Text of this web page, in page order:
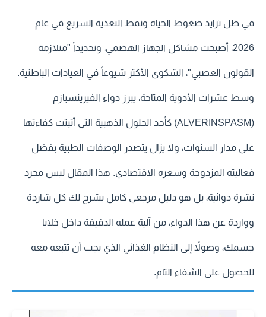
في ظل تزايد ضغوط الحياة ونمط التغذية السريع في عام
2026، أصبحت مشاكل الجهاز الهضمي، وتحديداً "متلازمة
القولون العصبي"، الشكوى الأكثر شيوعاً في العيادات الباطنية.
وسط عشرات الأدوية المتاحة، يبرز دواء الفيرينسبازم
(ALVERINSPASM) كأحد الحلول الذهبية التي أثبتت كفاءتها
على مدار السنوات، ولا يزال يتصدر الوصفات الطبية بفضل
فعاليته المزدوجة وسعره الاقتصادي. هذا المقال ليس مجرد
نشرة دوائية، بل هو دليل مرجعي كامل يشرح لك كل شاردة
وواردة عن هذا الدواء، من آلية عمله الدقيقة داخل خلايا
جسمك، وصولاً إلى النظام الغذائي الذي يجب أن تتبعه معه
للحصول على الشفاء التام.